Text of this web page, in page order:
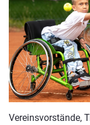
Vereinsvorstände,